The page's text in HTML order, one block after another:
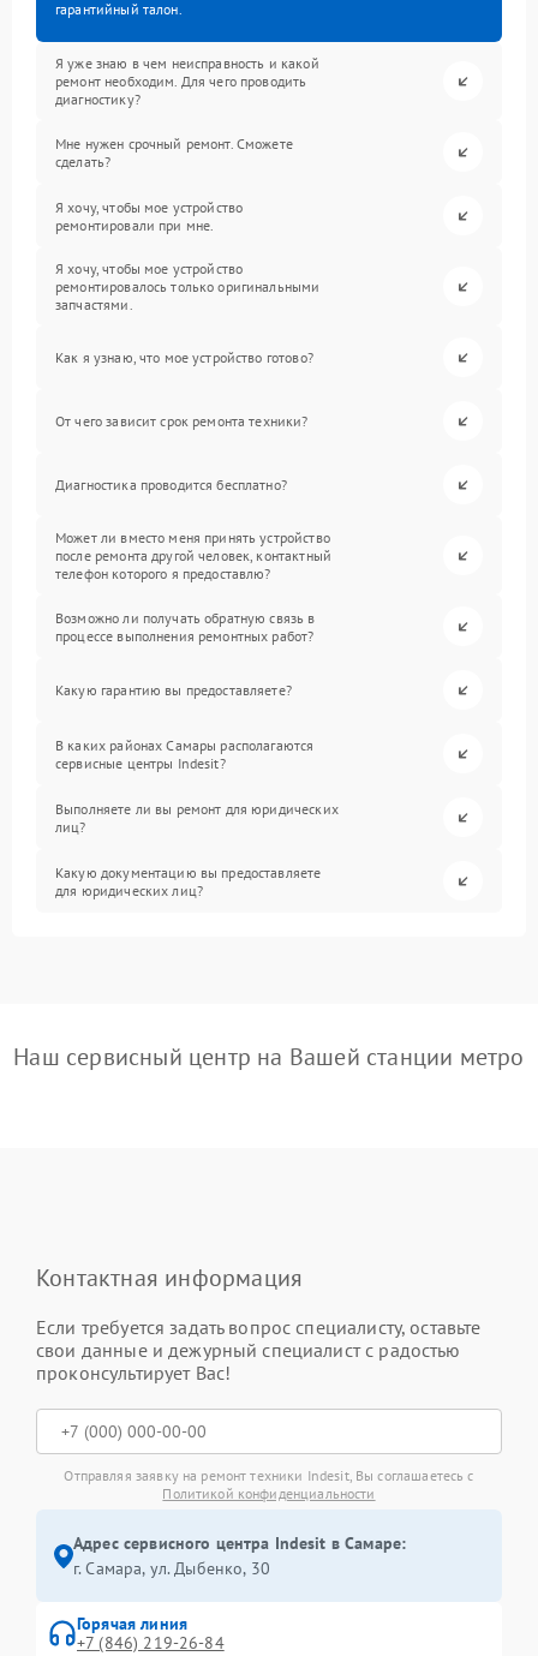
гарантийный талон.
Я уже знаю в чем неисправность и какой
ремонт необходим. Для чего проводить
диагностику?
Мне нужен срочный ремонт. Сможете
сделать?
Я хочу, чтобы мое устройство
ремонтировали при мне.
Я хочу, чтобы мое устройство
ремонтировалось только оригинальными
запчастями.
Как я узнаю, что мое устройство готово?
От чего зависит срок ремонта техники?
Диагностика проводится бесплатно?
Может ли вместо меня принять устройство
после ремонта другой человек, контактный
телефон которого я предоставлю?
Возможно ли получать обратную связь в
процессе выполнения ремонтных работ?
Какую гарантию вы предоставляете?
В каких районах Самары располагаются
сервисные центры Indesit?
Выполняете ли вы ремонт для юридических
лиц?
Какую документацию вы предоставляете
для юридических лиц?
Наш сервисный центр на Вашей станции метро
Контактная информация
Если требуется задать вопрос специалисту, оставьте
свои данные и дежурный специалист с радостью
проконсультирует Вас!
Отправляя заявку на ремонт техники Indesit, Вы соглашаетесь с
Политикой конфиденциальности
Адрес сервисного центра Indesit в Самаре:
г. Самара, ул. Дыбенко, 30
Горячая линия
+7 (846) 219-26-84